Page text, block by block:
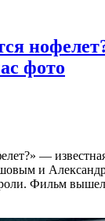
фото
—
и
Фильм вышел